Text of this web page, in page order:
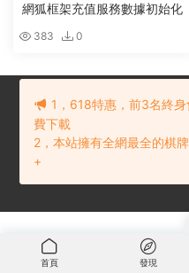
網狐框架充值服務數據初始化
383 0
© 2021 棋牌源碼下載網網站地圖
首頁 發現
1，618特惠，前3名終
費下載
2，本站擁有全網最全的棋
+